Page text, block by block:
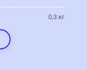
0,3 кг